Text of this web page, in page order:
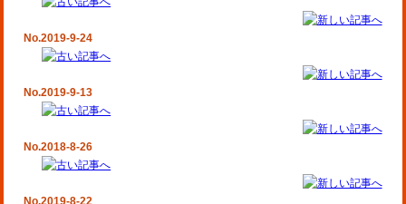
No.2019-9-24
No.2019-9-13
No.2018-8-26
No.2019-8-22